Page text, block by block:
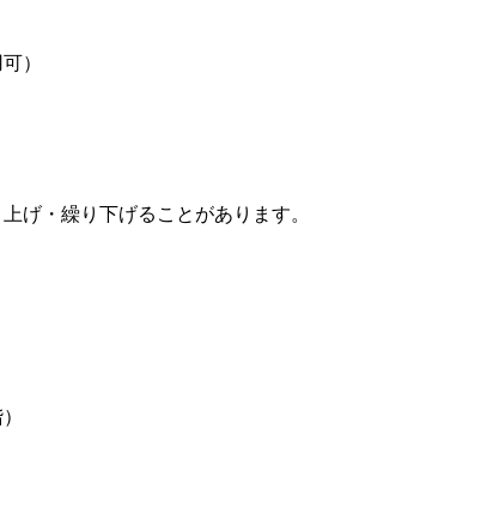
）
げ・繰り下げることがあります。